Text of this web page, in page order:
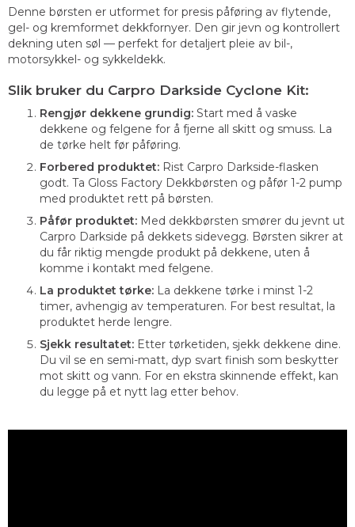
Denne børsten er utformet for presis påføring av flytende,
gel- og kremformet dekkfornyer. Den gir jevn og kontrollert
dekning uten søl — perfekt for detaljert pleie av bil-,
motorsykkel- og sykkeldekk.
Slik bruker du Carpro Darkside Cyclone Kit:
Rengjør dekkene grundig: Start med å vaske
dekkene og felgene for å fjerne all skitt og smuss. La
de tørke helt før påføring.
Forbered produktet: Rist Carpro Darkside-flasken
godt. Ta Gloss Factory Dekkbørsten og påfør 1-2 pump
med produktet rett på børsten.
Påfør produktet: Med dekkbørsten smører du jevnt ut
Carpro Darkside på dekkets sidevegg. Børsten sikrer at
du får riktig mengde produkt på dekkene, uten å
komme i kontakt med felgene.
La produktet tørke: La dekkene tørke i minst 1-2
timer, avhengig av temperaturen. For best resultat, la
produktet herde lengre.
Sjekk resultatet: Etter tørketiden, sjekk dekkene dine.
Du vil se en semi-matt, dyp svart finish som beskytter
mot skitt og vann. For en ekstra skinnende effekt, kan
du legge på et nytt lag etter behov.